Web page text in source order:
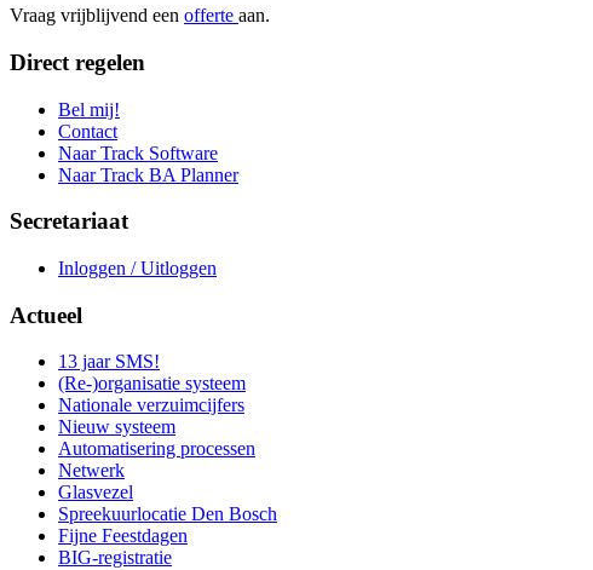
Vraag vrijblijvend een offerte aan.
Direct regelen
Bel mij!
Contact
Naar Track Software
Naar Track BA Planner
Secretariaat
Inloggen / Uitloggen
Actueel
13 jaar SMS!
(Re-)organisatie systeem
Nationale verzuimcijfers
Nieuw systeem
Automatisering processen
Netwerk
Glasvezel
Spreekuurlocatie Den Bosch
Fijne Feestdagen
BIG-registratie